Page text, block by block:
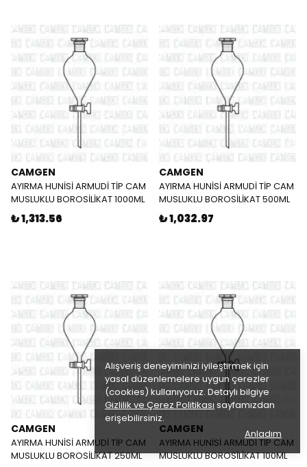
Alışveriş deneyiminizi iyileştirmek için
yasal düzenlemelere uygun çerezler
(cookies) kullanıyoruz. Detaylı bilgiye
Gizlilik ve Çerez Politikası sayfamızdan
erişebilirsiniz.
Anladım
CAMGEN
AYIRMA HUNİSİ ARMUDİ TİP CAM
MUSLUKLU BOROSİLİKAT 1000ML
₺ 1,313.56
CAMGEN
AYIRMA HUNİSİ ARMUDİ TİP CAM
MUSLUKLU BOROSİLİKAT 500ML
₺ 1,032.97
CAMGEN
AYIRMA HUNİSİ ARMUDİ TİP CAM
MUSLUKLU BOROSİLİKAT 250ML
CAMGEN
AYIRMA HUNİSİ ARMUDİ TİP CAM
MUSLUKLU BOROSİLİKAT 100ML